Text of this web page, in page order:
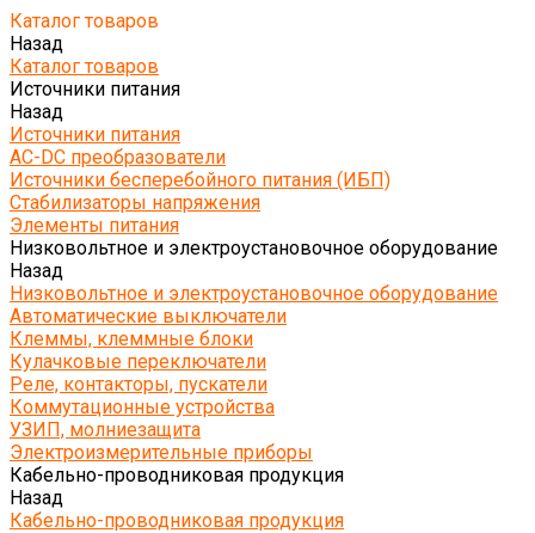
Каталог товаров
Назад
Каталог товаров
Источники питания
Назад
Источники питания
AC-DC преобразователи
Источники бесперебойного питания (ИБП)
Стабилизаторы напряжения
Элементы питания
Низковольтное и электроустановочное оборудование
Назад
Низковольтное и электроустановочное оборудование
Автоматические выключатели
Клеммы, клеммные блоки
Кулачковые переключатели
Реле, контакторы, пускатели
Коммутационные устройства
УЗИП, молниезащита
Электроизмерительные приборы
Кабельно-проводниковая продукция
Назад
Кабельно-проводниковая продукция